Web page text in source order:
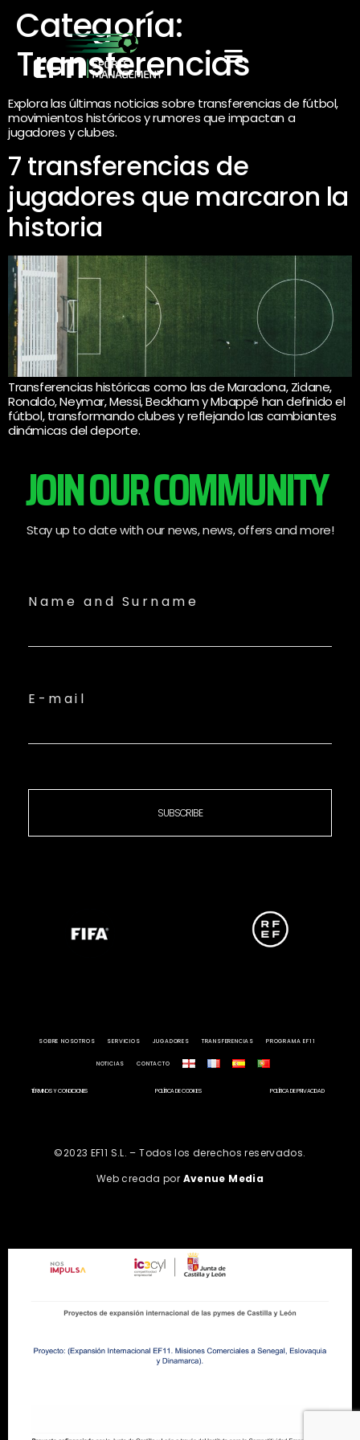
Categoría:
Transferencias
Explora las últimas noticias sobre transferencias de fútbol,
movimientos históricos y rumores que impactan a
jugadores y clubes.
7 transferencias de
jugadores que marcaron la
historia
Transferencias históricas como las de Maradona, Zidane,
Ronaldo, Neymar, Messi, Beckham y Mbappé han definido el
fútbol, transformando clubes y reflejando las cambiantes
dinámicas del deporte.
JOIN OUR COMMUNITY
Stay up to date with our news, news, offers and more!
Name and Surname
E-mail
SUBSCRIBE
SOBRE NOSOTROS SERVICIOS JUGADORES TRANSFERENCIAS PROGRAMA EF11
NOTICIAS CONTACTO
TÉRMINOS Y CONDICIONES POLÍTICA DE COOKIES POLÍTICA DE PRIVACIDAD
©2023 EF11 S.L. – Todos los derechos reservados.
Web creada por Avenue Media